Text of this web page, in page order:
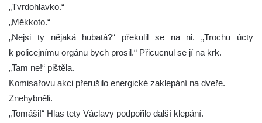
„Tvrdohlavko.“
„Měkkoto.“
„Nejsi ty nějaká hubatá?“ překulil se na ni. „Trochu úcty
k policejnímu orgánu bych prosil.“ Přicucnul se jí na krk.
„Tam ne!“ pištěla.
Komisařovu akci přerušilo energické zaklepání na dveře.
Znehybněli.
„Tomáši!“ Hlas tety Václavy podpořilo další klepání.